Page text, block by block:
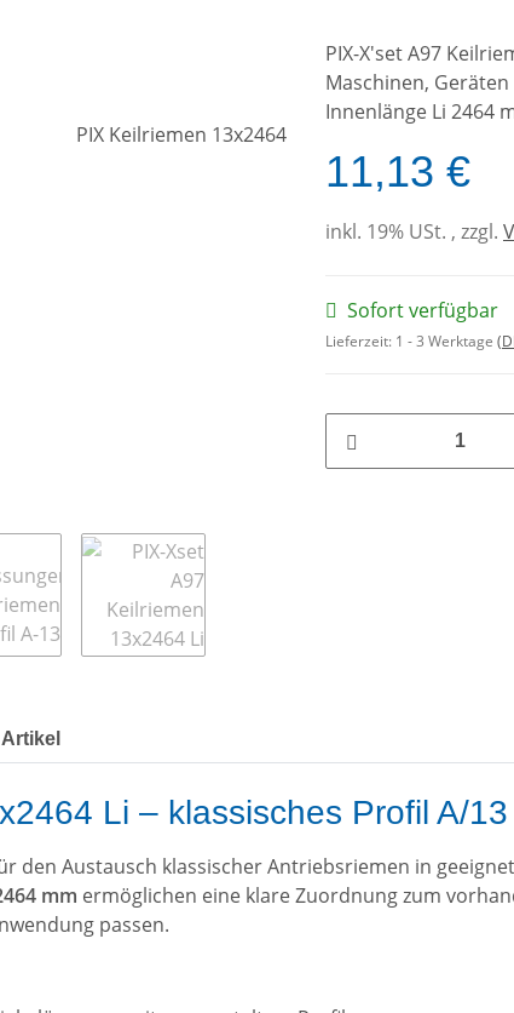
PIX-X'set A97
Maschinen,
Innenlänge Li 2464
11,13 €
inkl. 19% USt. , zzgl.
Sofort verfügbar
Lieferzeit: 1 - 3 Werktage
Li – klassisches Profil A/13
den Austausch klassischer Antriebsriemen in
mm ermöglichen eine klare Zuordnung zum
passen.